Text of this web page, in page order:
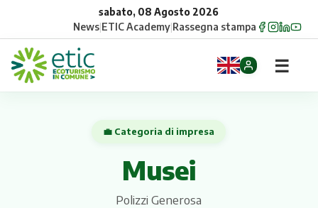
sabato, 08 Agosto 2026
News|ETIC Academy|Rassegna stampa
☰
💼 Categoria di impresa
Musei
Polizzi Generosa